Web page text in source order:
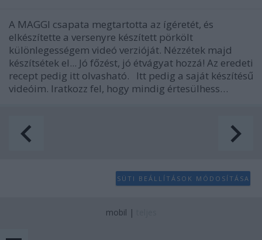
A MAGGI csapata megtartotta az ígéretét, és
elkészítette a versenyre készített pörkölt
különlegességem videó verzióját. Nézzétek majd
készítsétek el... Jó főzést, jó étvágyat hozzá! Az eredeti
recept pedig itt olvasható. Itt pedig a saját készítésű
videóim. Iratkozz fel, hogy mindig értesülhess…
SÜTI BEÁLLÍTÁSOK MÓDOSÍTÁSA
mobil |